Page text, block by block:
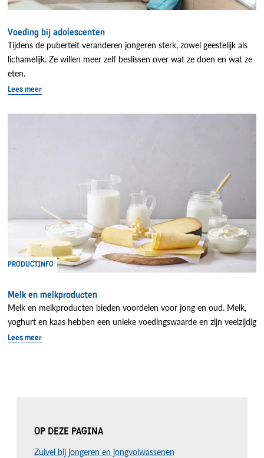
Voeding bij adolescenten
Tijdens de puberteit veranderen jongeren sterk, zowel geestelijk als
lichamelijk. Ze willen meer zelf beslissen over wat ze doen en wat ze
eten.
Lees meer
PRODUCTINFO
Melk en melkproducten
Melk en melkproducten bieden voordelen voor jong en oud. Melk,
yoghurt en kaas hebben een unieke voedingswaarde en zijn veelzijdig
Lees meer
OP DEZE PAGINA
Zuivel bij jongeren en jongvolwassenen